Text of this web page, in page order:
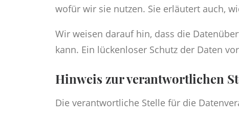
wofür wir sie nutzen. Sie erläutert auch,
Wir weisen darauf hin, dass die
kann. Ein lückenloser Schutz der Daten
Hinweis zur verantwortlichen
Die verantwortliche Stelle für die